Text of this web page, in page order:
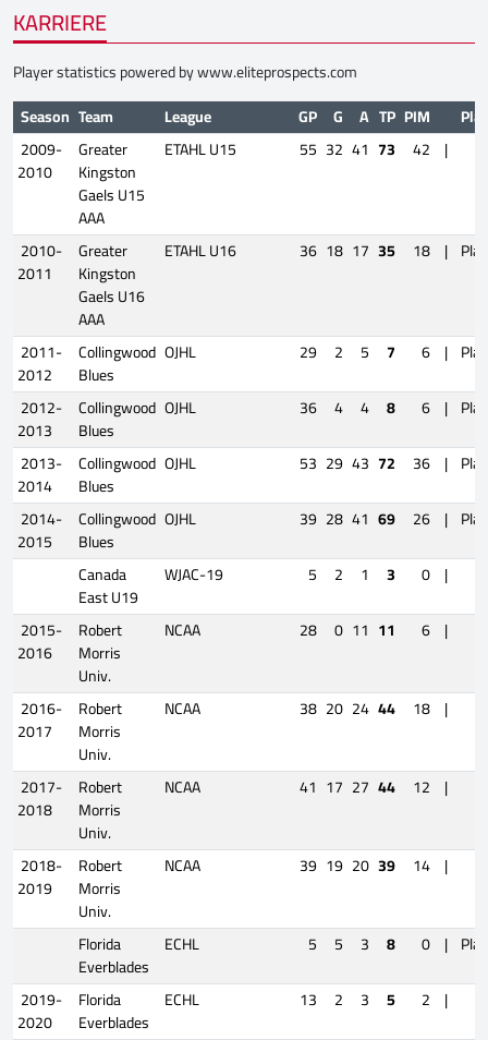
KARRIERE
Player statistics powered bywww.eliteprospects.com
Season Team League GP G A TP PIM
2009-
2010
Greater
Kingston
Gaels U15
AAA
ETAHL U15 55 32 41 73 42 |
2010-
2011
Greater
Kingston
Gaels U16
AAA
ETAHL U16 36 18 17 35 18 |
2011-
2012
Collingwood
Blues
OJHL 29 2 5 7 6 |
2012-
2013
Collingwood
Blues
OJHL 36 4 4 8 6 |
2013-
2014
Collingwood
Blues
OJHL 53 29 43 72 36 |
2014-
2015
Collingwood
Blues
OJHL 39 28 41 69 26 |
Canada
East U19
WJAC-19 5 2 1 3 0 |
2015-
2016
Robert
Morris
Univ.
NCAA 28 0 11 11 6 |
2016-
2017
Robert
Morris
Univ.
NCAA 38 20 24 44 18 |
2017-
2018
Robert
Morris
Univ.
NCAA 41 17 27 44 12 |
2018-
2019
Robert
Morris
Univ.
NCAA 39 19 20 39 14 |
Florida
Everblades
ECHL 5 5 3 8 0 |
2019-
2020
Florida
Everblades
ECHL 13 2 3 5 2 |